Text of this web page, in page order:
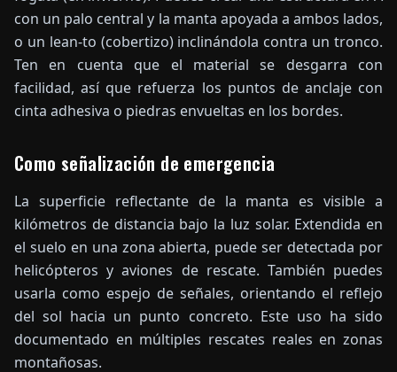
con un palo central y la manta apoyada a ambos lados,
o un lean-to (cobertizo) inclinándola contra un tronco.
Ten en cuenta que el material se desgarra con
facilidad, así que refuerza los puntos de anclaje con
cinta adhesiva o piedras envueltas en los bordes.
Como señalización de emergencia
La superficie reflectante de la manta es visible a
kilómetros de distancia bajo la luz solar. Extendida en
el suelo en una zona abierta, puede ser detectada por
helicópteros y aviones de rescate. También puedes
usarla como espejo de señales, orientando el reflejo
del sol hacia un punto concreto. Este uso ha sido
documentado en múltiples rescates reales en zonas
montañosas.